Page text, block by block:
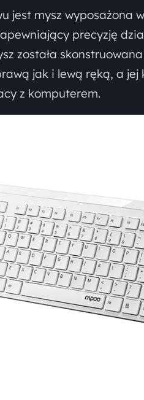
jest mysz wyposażona
precyzję
została
jak i lewą ręką, a jej
z komputerem.